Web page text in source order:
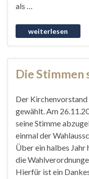
als …
Die Stimmen
Der
gewählt. Am
seine Stimme
einmal der
Über ein halbes
die
Hierfür ist ein